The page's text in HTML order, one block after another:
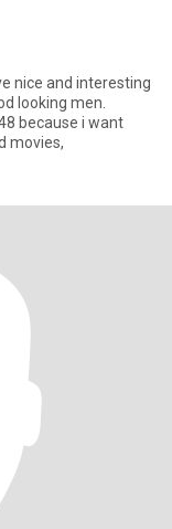
nice and interesting
looking men.
because i want
good movies,